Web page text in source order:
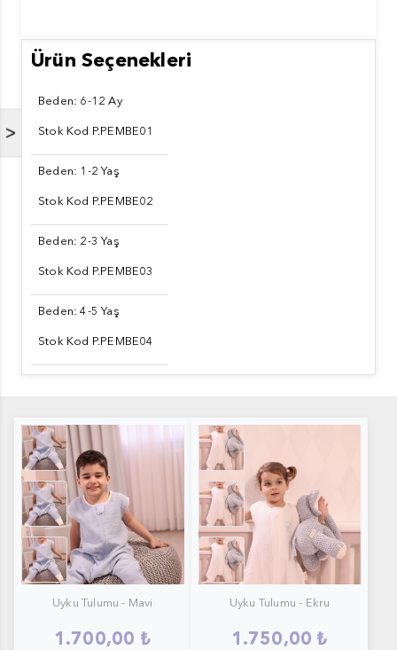
>
Ürün Seçenekleri
Beden: 6-12 Ay
Stok Kod P.PEMBE01
Beden: 1-2 Yaş
Stok Kod P.PEMBE02
Beden: 2-3 Yaş
Stok Kod P.PEMBE03
Beden: 4-5 Yaş
Stok Kod P.PEMBE04
Uyku Tulumu - Mavi1
Uyku Tulumu - Mavi
1.700,00 ₺
Uyku Tulumu - Ekru2
Uyku Tulumu - Ekru
1.750,00 ₺